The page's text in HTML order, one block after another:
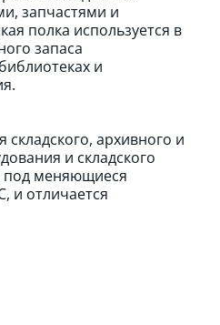
запчастями и
полка используется в
запаса
и
архивного и
и складского
под меняющиеся
и отличается